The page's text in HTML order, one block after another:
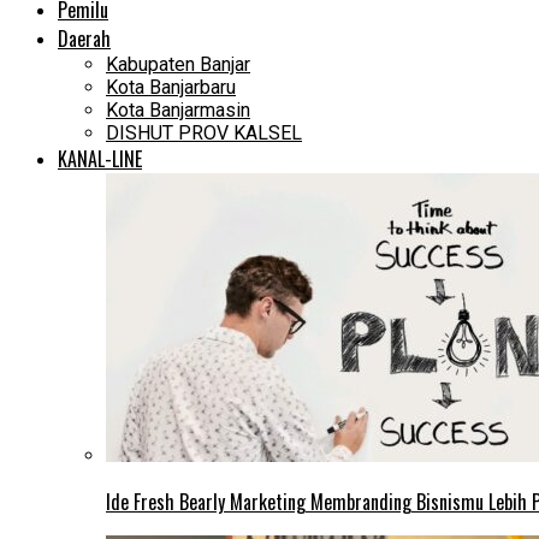
Pemilu
Daerah
Kabupaten Banjar
Kota Banjarbaru
Kota Banjarmasin
DISHUT PROV KALSEL
KANAL-LINE
Ide Fresh Bearly Marketing Membranding Bisnismu Lebih